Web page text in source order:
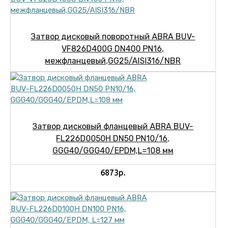
Затвор дисковый поворотный ABRA BUV-
VF826D400G DN400 PN16,
межфланцевый,GG25/AISI316/NBR
Затвор дисковый фланцевый ABRA BUV-
FL226D0050H DN50 PN10/16,
GGG40/GGG40/EPDM,L=108 мм
6873р.